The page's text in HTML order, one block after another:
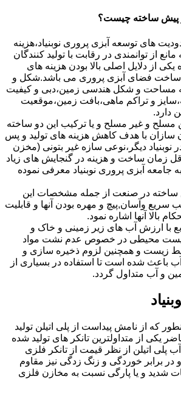
پیش ساخته چیست؟
های توسعه آبزی پروری نوبنیاد،هزینه
از توانمندی در رقابت با تولید کنندگان
از دلایل اصلی بالا بودن هزینه های
ساخت فضای آبزی پروری می باشد.شکل و
مساحت و شکل هندسی زمین،دبی و کیفیت
و تراکم ماهی،بافت زمین،موقعیت
دارد.
مسلح و غیر مسلح و یا ترکیب این دو ساخته
با هدف کاهش هزینه های تولید و پس
نوبنیاد دیگر،نوعی سازه غیر بتونی (مخزن
زمان ساخت و هزینه در گنجایش های زیاد
جامعه آبزی پروری نوبنیاد معرفی نموده
ساخته در صنعت از جمله مشخصات این
وآسان,پیچ و مهره بودن آنها و قابلیت
بالا آنها اشاره نمود.
با ارزش آب های زیر زمینی و خاک و
زیست محیطی در خصوص عدم نشت مواد
زیست و همچنین لزوم ذخیره سازی و
آب باعث شده است تا استفاده در بسیاری از
و آب متداول گردد.
که از نامش پیداست از پلی اتیلن تولید
یکی از متداولترین تانکر های تولید شده
پلی اتیلن از نظر قیمت از تانکر فلزی
در برابر خوردگی و زنگ زدگی نیز مقاوم
شدید و یا پارگی نسبت به مخازن فلزی